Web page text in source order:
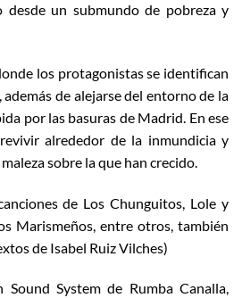
desde un submundo de pobreza y
los protagonistas se identifican
de alejarse del entorno de la
por las basuras de Madrid. En ese
alrededor de la inmundicia y
sobre la que han crecido.
de Los Chunguitos, Lole y
Marismeños, entre otros, también
de Isabel Ruiz Vilches)
System de Rumba Canalla,